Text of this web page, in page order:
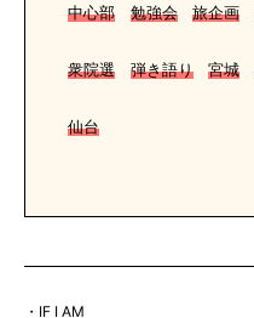
中心部 勉強会 旅企画
衆院選 弾き語り 宮城
仙台
・IF I AM